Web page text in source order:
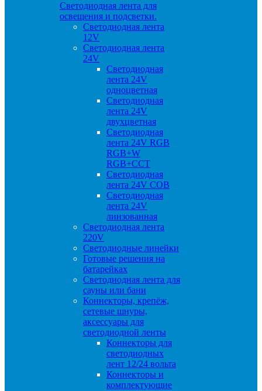
Светодиодная лента для
освещения и подсветки.
Светодиодная лента
12V
Светодиодная лента
24V
Светодиодная
лента 24V
одноцветная
Светодиодная
лента 24V
двухцветная
Светодиодная
лента 24V RGB
RGB+W
RGB+CCT
Светодиодная
лента 24V COB
Светодиодная
лента 24V
линзованная
Светодиодная лента
220V
Светодиодные линейки
Готовые решения на
батарейках
Светодиодная лента для
сауны или бани
Коннекторы, крепёж,
сетевые шнуры,
аксессуары для
светодиодной ленты
Коннекторы для
светодиодных
лент 12/24 вольта
Коннекторы и
комплектующие